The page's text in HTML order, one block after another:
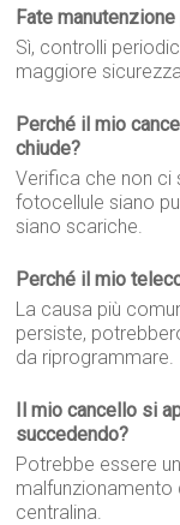
Fate
Sì, controlli
maggiore
Perché il mio
chiude?
Verifica che non ci
fotocellule siano
siano scariche.
Perché il mio
La causa più
persiste,
da riprogrammare.
Il mio cancello si
succedendo?
Potrebbe essere
centralina.